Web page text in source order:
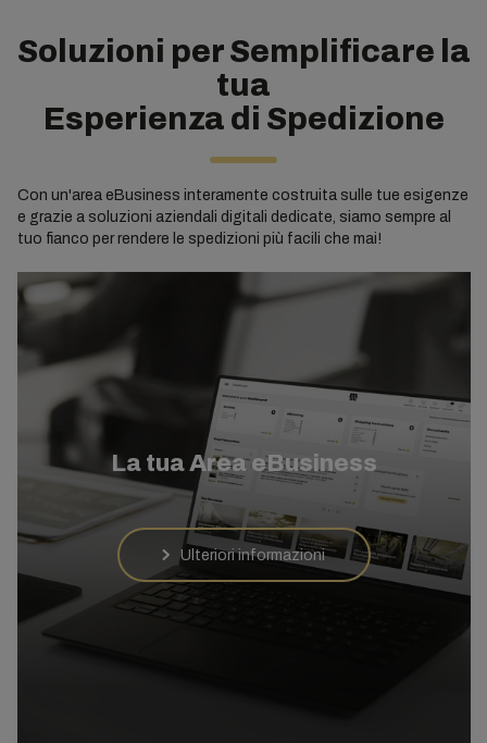
Soluzioni per Semplificare la
tua
Esperienza di Spedizione
Con un'area eBusiness interamente costruita sulle tue esigenze
e grazie a soluzioni aziendali digitali dedicate, siamo sempre al
tuo fianco per rendere le spedizioni più facili che mai!
La tua Area eBusiness
Ulteriori informazioni